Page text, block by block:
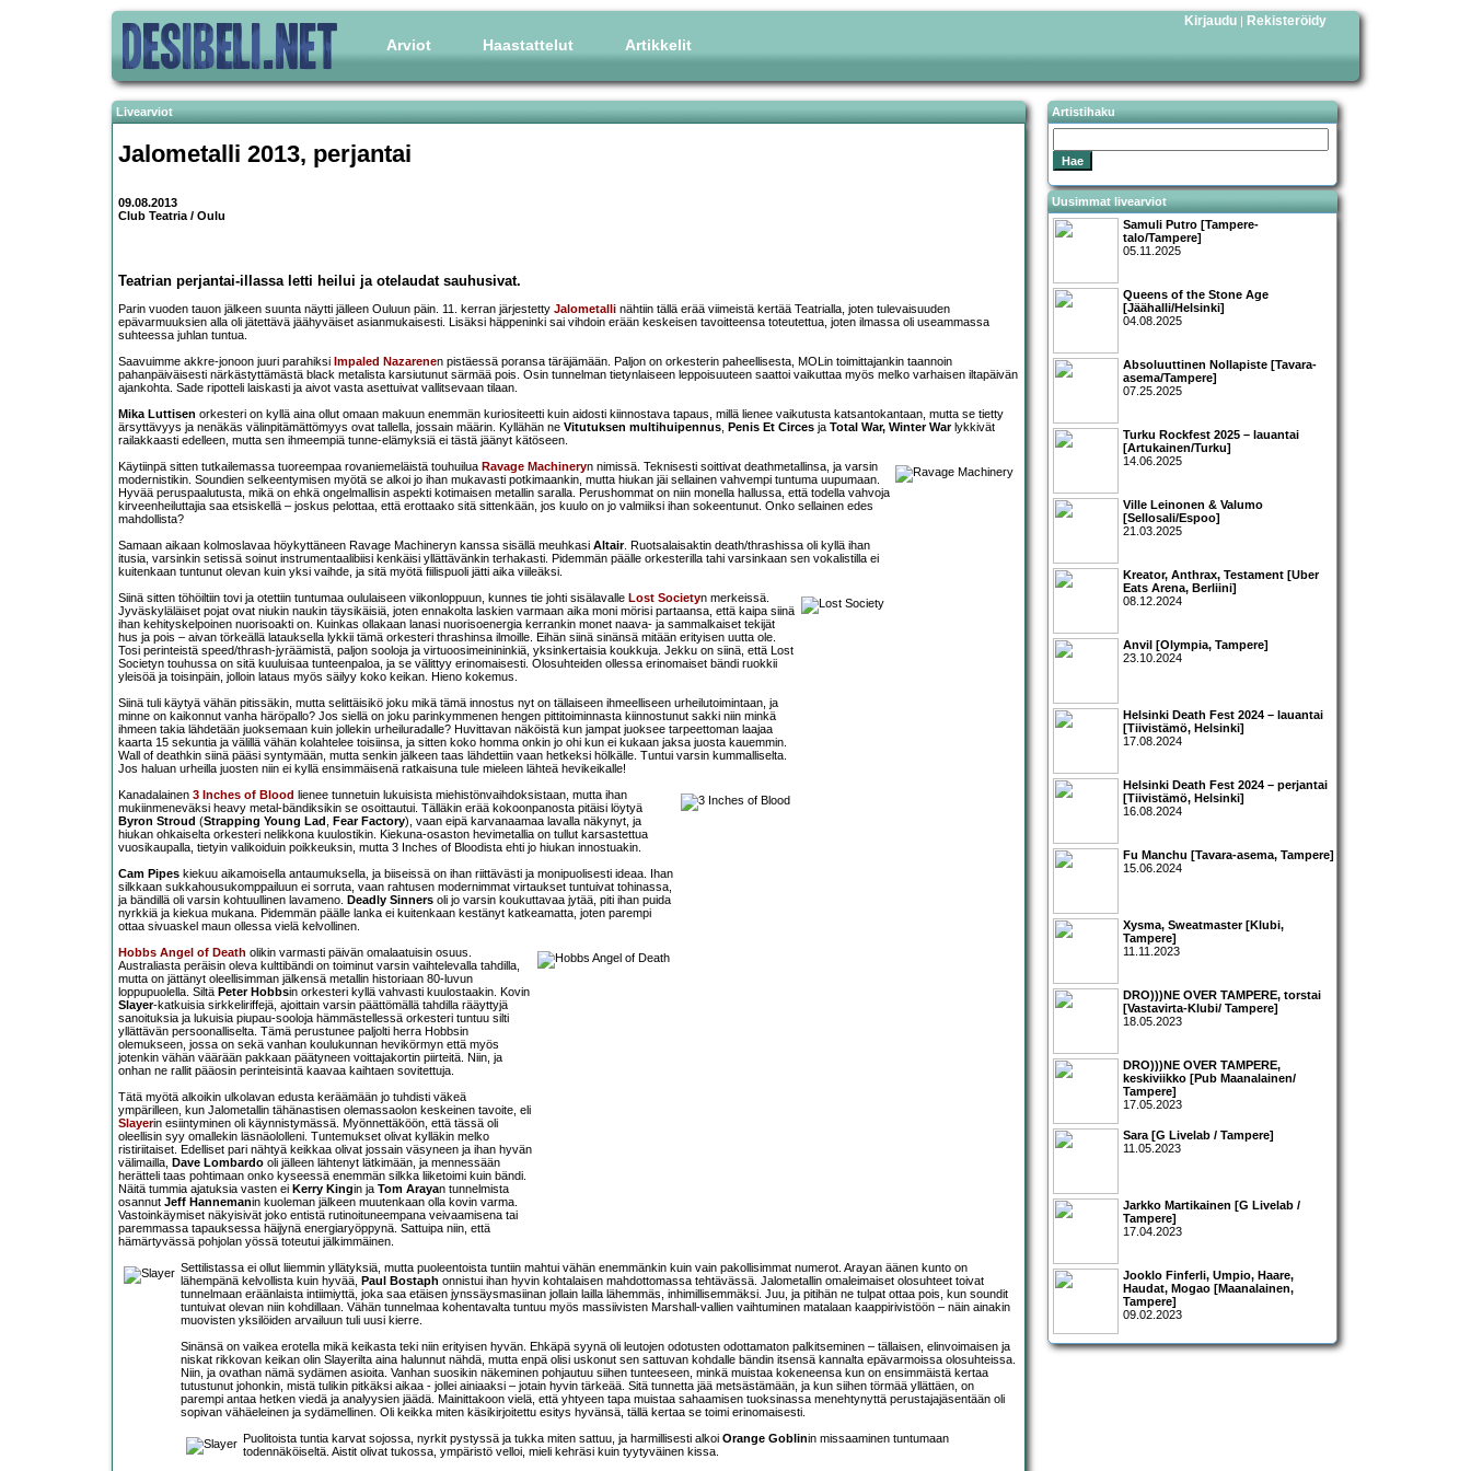
Arviot Haastattelut Artikkelit
Kirjaudu | Rekisteröidy
Livearviot
Jalometalli 2013, perjantai
09.08.2013
Club Teatria / Oulu
Teatrian perjantai-illassa letti heilui ja otelaudat sauhusivat.
Parin vuoden tauon jälkeen suunta näytti jälleen Ouluun päin. 11. kerran järjestetty Jalometalli nähtiin tällä erää viimeistä kertää Teatrialla, joten tulevaisuuden
epävarmuuksien alla oli jätettävä jäähyväiset asianmukaisesti. Lisäksi häppeninki sai vihdoin erään keskeisen tavoitteensa toteutettua, joten ilmassa oli useammassa
suhteessa juhlan tuntua.
Saavuimme akkre-jonoon juuri parahiksi Impaled Nazarenen pistäessä poransa täräjämään. Paljon on orkesterin paheellisesta, MOLin toimittajankin taannoin
pahanpäiväisesti närkästyttämästä black metalista karsiutunut särmää pois. Osin tunnelman tietynlaiseen leppoisuuteen saattoi vaikuttaa myös melko varhaisen iltapäivän
ajankohta. Sade ripotteli laiskasti ja aivot vasta asettuivat vallitsevaan tilaan.
Mika Luttisen orkesteri on kyllä aina ollut omaan makuun enemmän kuriositeetti kuin aidosti kiinnostava tapaus, millä lienee vaikutusta katsantokantaan, mutta se tietty
ärsyttävyys ja nenäkäs välinpitämättömyys ovat tallella, jossain määrin. Kyllähän ne Vitutuksen multihuipennus, Penis Et Circes ja Total War, Winter Warlykkivät
railakkaasti edelleen, mutta sen ihmeempiä tunne-elämyksiä ei tästä jäänyt kätöseen.
Käytiinpä sitten tutkailemassa tuoreempaa rovaniemeläistä touhuilua Ravage Machineryn nimissä. Teknisesti soittivat deathmetallinsa, ja varsin
modernistikin. Soundien selkeentymisen myötä se alkoi jo ihan mukavasti potkimaankin, mutta hiukan jäi sellainen vahvempi tuntuma uupumaan.
Hyvää peruspaalutusta, mikä on ehkä ongelmallisin aspekti kotimaisen metallin saralla. Perushommat on niin monella hallussa, että todella vahvoja
kirveenheiluttajia saa etsiskellä – joskus pelottaa, että erottaako sitä sittenkään, jos kuulo on jo valmiiksi ihan sokeentunut. Onko sellainen edes
mahdollista?
Samaan aikaan kolmoslavaa höykyttäneen Ravage Machineryn kanssa sisällä meuhkasi Altair. Ruotsalaisaktin death/thrashissa oli kyllä ihan
itusia, varsinkin setissä soinut instrumentaalibiisi kenkäisi yllättävänkin terhakasti. Pidemmän päälle orkesterilla tahi varsinkaan sen vokalistilla ei
kuitenkaan tuntunut olevan kuin yksi vaihde, ja sitä myötä fiilispuoli jätti aika viileäksi.
Siinä sitten töhöiltiin tovi ja otettiin tuntumaa oululaiseen viikonloppuun, kunnes tie johti sisälavalle Lost Societyn merkeissä.
Jyväskyläläiset pojat ovat niukin naukin täysikäisiä, joten ennakolta laskien varmaan aika moni mörisi partaansa, että kaipa siinä
ihan kehityskelpoinen nuorisoakti on. Kuinkas ollakaan lanasi nuorisoenergia kerrankin monet naava- ja sammalkaiset tekijät
hus ja pois – aivan törkeällä latauksella lykkii tämä orkesteri thrashinsa ilmoille. Eihän siinä sinänsä mitään erityisen uutta ole.
Tosi perinteistä speed/thrash-jyräämistä, paljon sooloja ja virtuoosimeinininkiä, yksinkertaisia koukkuja. Jekku on siinä, että Lost
Societyn touhussa on sitä kuuluisaa tunteenpaloa, ja se välittyy erinomaisesti. Olosuhteiden ollessa erinomaiset bändi ruokkii
yleisöä ja toisinpäin, jolloin lataus myös säilyy koko keikan. Hieno kokemus.
Siinä tuli käytyä vähän pitissäkin, mutta selittäisikö joku mikä tämä innostus nyt on tällaiseen ihmeelliseen urheilutoimintaan, ja
minne on kaikonnut vanha häröpallo? Jos siellä on joku parinkymmenen hengen pittitoiminnasta kiinnostunut sakki niin minkä
ihmeen takia lähdetään juoksemaan kuin jollekin urheiluradalle? Huvittavan näköistä kun jampat juoksee tarpeettoman laajaa
kaarta 15 sekuntia ja välillä vähän kolahtelee toisiinsa, ja sitten koko homma onkin jo ohi kun ei kukaan jaksa juosta kauemmin.
Wall of deathkin siinä pääsi syntymään, mutta senkin jälkeen taas lähdettiin vaan hetkeksi hölkälle. Tuntui varsin kummalliselta.
Jos haluan urheilla juosten niin ei kyllä ensimmäisenä ratkaisuna tule mieleen lähteä hevikeikalle!
Kanadalainen 3 Inches of Blood lienee tunnetuin lukuisista miehistönvaihdoksistaan, mutta ihan
mukiinmeneväksi heavy metal-bändiksikin se osoittautui. Tälläkin erää kokoonpanosta pitäisi löytyä
Byron Stroud (Strapping Young Lad , Fear Factory), vaan eipä karvanaamaa lavalla näkynyt, ja
hiukan ohkaiselta orkesteri nelikkona kuulostikin. Kiekuna-osaston hevimetallia on tullut karsastettua
vuosikaupalla, tietyin valikoiduin poikkeuksin, mutta 3 Inches of Bloodista ehti jo hiukan innostuakin.
Cam Pipes kiekuu aikamoisella antaumuksella, ja biiseissä on ihan riittävästi ja monipuolisesti ideaa. Ihan
silkkaan sukkahousukomppailuun ei sorruta, vaan rahtusen modernimmat virtaukset tuntuivat tohinassa,
ja bändillä oli varsin kohtuullinen lavameno. Deadly Sinners oli jo varsin koukuttavaa jytää, piti ihan puida
nyrkkiä ja kiekua mukana. Pidemmän päälle lanka ei kuitenkaan kestänyt katkeamatta, joten parempi
ottaa sivuaskel maun ollessa vielä kelvollinen.
Hobbs Angel of Death olikin varmasti päivän omalaatuisin osuus.
Australiasta peräisin oleva kulttibändi on toiminut varsin vaihtelevalla tahdilla,
mutta on jättänyt oleellisimman jälkensä metallin historiaan 80-luvun
loppupuolella. Siltä Peter Hobbsin orkesteri kyllä vahvasti kuulostaakin. Kovin
Slayer-katkuisia sirkkeliriffejä, ajoittain varsin päättömällä tahdilla rääyttyjä
sanoituksia ja lukuisia piupau-sooloja hämmästellessä orkesteri tuntuu silti
yllättävän persoonalliselta. Tämä perustunee paljolti herra Hobbsin
olemukseen, jossa on sekä vanhan koulukunnan hevikörmyn että myös
jotenkin vähän väärään pakkaan päätyneen voittajakortin piirteitä. Niin, ja
onhan ne rallit pääosin perinteisintä kaavaa kaihtaen sovitettuja.
Tätä myötä alkoikin ulkolavan edusta keräämään jo tuhdisti väkeä
ympärilleen, kun Jalometallin tähänastisen olemassaolon keskeinen tavoite, eli
Slayerin esiintyminen oli käynnistymässä. Myönnettäköön, että tässä oli
oleellisin syy omallekin läsnäololleni. Tuntemukset olivat kylläkin melko
ristiriitaiset. Edelliset pari nähtyä keikkaa olivat jossain väsyneen ja ihan hyvän
välimailla, Dave Lombardo oli jälleen lähtenyt lätkimään, ja mennessään
herätteli taas pohtimaan onko kyseessä enemmän silkka liiketoimi kuin bändi.
Näitä tummia ajatuksia vasten ei Kerry Kingin ja Tom Arayan tunnelmista
osannut Jeff Hannemanin kuoleman jälkeen muutenkaan olla kovin varma.
Vastoinkäymiset näkyisivät joko entistä rutinoituneempana veivaamisena tai
paremmassa tapauksessa häijynä energiaryöppynä. Sattuipa niin, että
hämärtyvässä pohjolan yössä toteutui jälkimmäinen.
Settilistassa ei ollut liiemmin yllätyksiä, mutta puoleentoista tuntiin mahtui vähän enemmänkin kuin vain pakollisimmat numerot. Arayan äänen kunto on
lähempänä kelvollista kuin hyvää, Paul Bostaph onnistui ihan hyvin kohtalaisen mahdottomassa tehtävässä. Jalometallin omaleimaiset olosuhteet toivat
tunnelmaan eräänlaista intiimiyttä, joka saa etäisen jynssäysmasiinan jollain lailla lähemmäs, inhimillisemmäksi. Juu, ja pitihän ne tulpat ottaa pois, kun soundit
tuntuivat olevan niin kohdillaan. Vähän tunnelmaa kohentavalta tuntuu myös massiivisten Marshall-vallien vaihtuminen matalaan kaappirivistöön – näin ainakin
muovisten yksilöiden arvailuun tuli uusi kierre.
Sinänsä on vaikea erotella mikä keikasta teki niin erityisen hyvän. Ehkäpä syynä oli leutojen odotusten odottamaton palkitseminen – tällaisen, elinvoimaisen ja
niskat rikkovan keikan olin Slayerilta aina halunnut nähdä, mutta enpä olisi uskonut sen sattuvan kohdalle bändin itsensä kannalta epävarmoissa olosuhteissa.
Niin, ja ovathan nämä sydämen asioita. Vanhan suosikin näkeminen pohjautuu siihen tunteeseen, minkä muistaa kokeneensa kun on ensimmäistä kertaa
tutustunut johonkin, mistä tulikin pitkäksi aikaa - jollei ainiaaksi – jotain hyvin tärkeää. Sitä tunnetta jää metsästämään, ja kun siihen törmää yllättäen, on
parempi antaa hetken viedä ja analyysien jäädä. Mainittakoon vielä, että yhtyeen tapa muistaa sahaamisen tuoksinassa menehtynyttä perustajajäsentään oli
sopivan vähäeleinen ja sydämellinen. Oli keikka miten käsikirjoitettu esitys hyvänsä, tällä kertaa se toimi erinomaisesti.
Puolitoista tuntia karvat sojossa, nyrkit pystyssä ja tukka miten sattuu, ja harmillisesti alkoi Orange Goblinin missaaminen tuntumaan
todennäköiseltä. Aistit olivat tukossa, ympäristö velloi, mieli kehräsi kuin tyytyväinen kissa.
Artistihaku
Uusimmat livearviot
Samuli Putro [Tampere-
talo/Tampere]
05.11.2025
Queens of the Stone Age
[Jäähalli/Helsinki]
04.08.2025
Absoluuttinen Nollapiste [Tavara-
asema/Tampere]
07.25.2025
Turku Rockfest 2025 – lauantai
[Artukainen/Turku]
14.06.2025
Ville Leinonen & Valumo
[Sellosali/Espoo]
21.03.2025
Kreator, Anthrax, Testament [Uber
Eats Arena, Berliini]
08.12.2024
Anvil [Olympia, Tampere]
23.10.2024
Helsinki Death Fest 2024 – lauantai
[Tiivistämö, Helsinki]
17.08.2024
Helsinki Death Fest 2024 – perjantai
[Tiivistämö, Helsinki]
16.08.2024
Fu Manchu [Tavara-asema, Tampere]
15.06.2024
Xysma, Sweatmaster [Klubi,
Tampere]
11.11.2023
DRO)))NE OVER TAMPERE, torstai
[Vastavirta-Klubi/ Tampere]
18.05.2023
DRO)))NE OVER TAMPERE,
keskiviikko [Pub Maanalainen/
Tampere]
17.05.2023
Sara [G Livelab / Tampere]
11.05.2023
Jarkko Martikainen [G Livelab /
Tampere]
17.04.2023
Jooklo Finferli, Umpio, Haare,
Haudat, Mogao [Maanalainen,
Tampere]
09.02.2023